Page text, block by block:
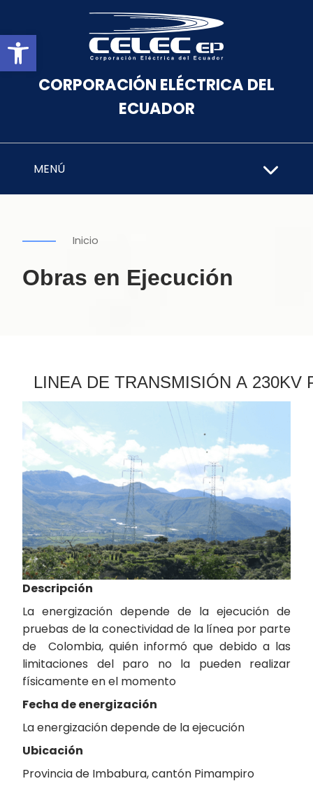
Abrir barra de herramientas
CORPORACIÓN ELÉCTRICA DEL
ECUADOR
MENÚ
Inicio
Obras en Ejecución
LINEA DE TRANSMISIÓN A 230KV
Descripción
La energización depende de la ejecución de
pruebas de la conectividad de la línea por parte
de Colombia, quién informó que debido a las
limitaciones del paro no la pueden realizar
físicamente en el momento
Fecha de energización
La energización depende de la ejecución
Ubicación
Provincia de Imbabura, cantón Pimampiro